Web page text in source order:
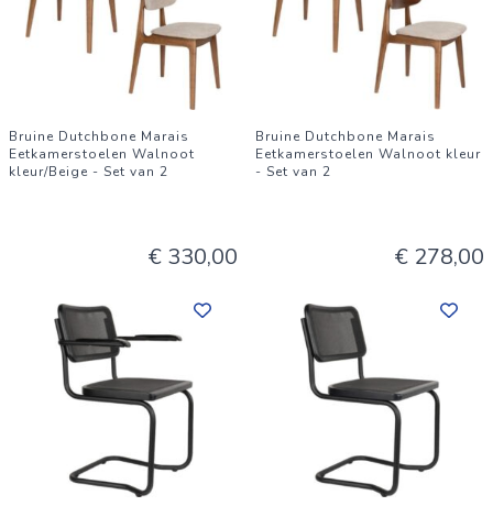
Bruine Dutchbone Marais
Eetkamerstoelen Walnoot
kleur/Beige - Set van 2
€ 330,00
Bruine Dutchbone Marais
Eetkamerstoelen Walnoot kleur
- Set van 2
€ 278,00